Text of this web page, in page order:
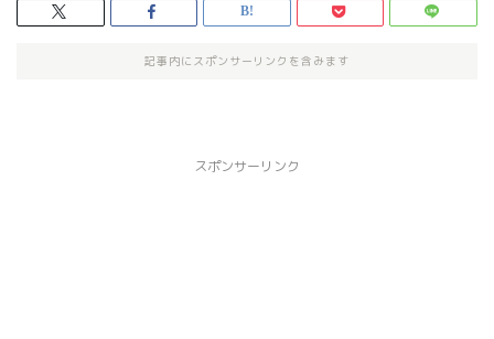
記事内にスポンサーリンクを含みます
スポンサーリンク